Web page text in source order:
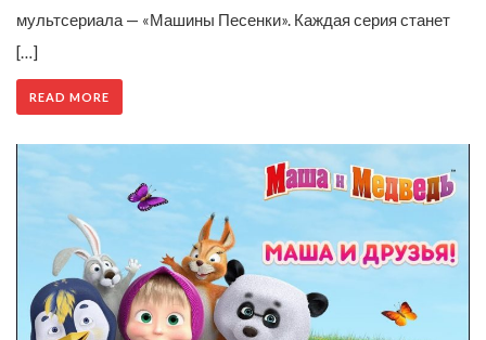
мультсериала — «Машины Песенки». Каждая серия станет
[…]
READ MORE